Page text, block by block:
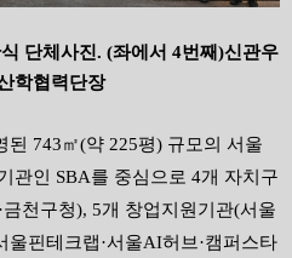
단체사진 . (좌에서 4번째)신관우
학협력단장
된 743㎡(약 225평) 규모의 서울
관인 SBA를 중심으로 4개 자치구
·금천구청), 5개 창업지원기관(서울
울핀테크랩·서울AI허브·캠퍼스타